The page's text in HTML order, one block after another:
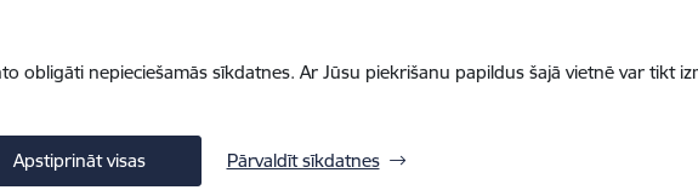
obligāti nepieciešamās sīkdatnes. Ar Jūsu piekrišanu papildus šajā vietnē var tikt
Apstiprināt visas Pārvaldīt sīkdatnes